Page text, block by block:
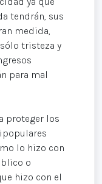
tendrán, sus
medida,
tristeza y
para mal
proteger los
lo hizo con
o
hizo con el